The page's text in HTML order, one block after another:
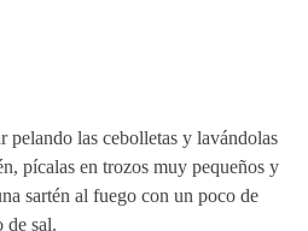
pelando las cebolletas y lavándolas
pícalas en trozos muy pequeños y
sartén al fuego con un poco de
de sal.